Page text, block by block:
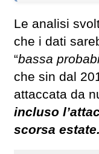
Le analisi
che i dati
“bassa
che sin dal
attaccata da
incluso
scorsa estate.